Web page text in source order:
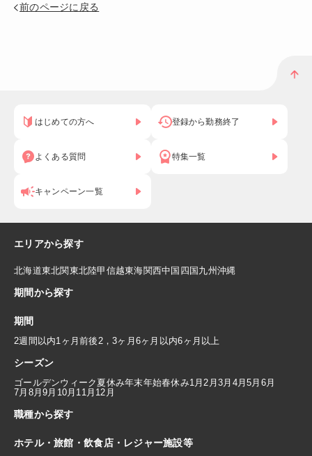
前のページに戻る
はじめての方へ 登録から勤務終了
よくある質問 特集一覧
キャンペーン一覧
エリアから探す
北海道東北関東北陸甲信越東海関西中国 四国九州沖縄
期間から探す
期間
2週間以内1ヶ月前後 2，3ヶ月 6ヶ月以内6ヶ月以上
シーズン
ゴールデンウィーク 夏休み年末年始春休み1月 2月3月 4月5月 6月
7月 8月9月 10月 11月 12月
職種から探す
ホテル・旅館・飲食店・レジャー施設等